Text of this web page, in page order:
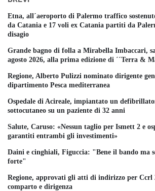
Etna, all´aeroporto di Palermo traffico
da Catania e 17 voli ex Catania partiti da
disagio
Grande bagno di folla a Mirabella Imbaccari,
agosto 2026, alla prima edizione di ´´Terra &
Regione, Alberto Pulizzi nominato dirigente
dipartimento Pesca mediterranea
Ospedale di Acireale, impiantato un
sottocutaneo su un paziente di 32 anni
Salute, Caruso: «Nessun taglio per Ismett 2 e
garantiti entrambi gli investimenti»
Daini e cinghiali, Figuccia: "Bene il bando ma
forte"
Regione, approvati gli atti di indirizzo per Ccrl
comparto e dirigenza